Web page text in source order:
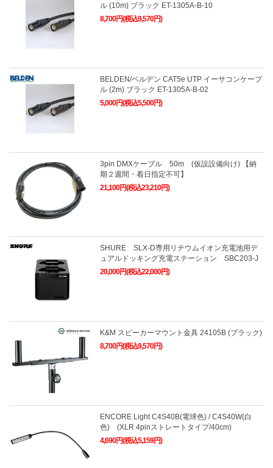
ル (10m) ブラック ET-1305A-B-10
8,700円(税込9,570円)
BELDEN/ベルデン CAT5e UTP イーサコンケーブ
ル (2m) ブラック ET-1305A-B-02
5,000円(税込5,500円)
3pin DMXケーブル 50m (仮設設備向け) 【納
期２週間・着日指定不可】
21,100円(税込23,210円)
SHURE SLX-D専用リチウムイオン充電池用デ
ュアルドッキング充電ステーション SBC203-J
20,000円(税込22,000円)
K&M スピーカーマウント金具 24105B (ブラック)
8,700円(税込9,570円)
ENCORE Light C4S40B(電球色) / C4S40W(白
色) (XLR 4pinストレートタイプ/40cm)
4,690円(税込5,159円)